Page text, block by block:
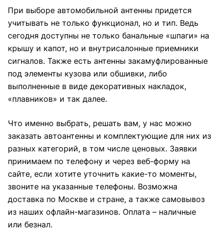
При выборе автомобильной антенны придется
учитывать не только функционал, но и тип. Ведь
сегодня доступны не только банальные «шпаги» на
крышу и капот, но и внутрисалонные приемники
сигналов. Также есть антенны закамуфлированные
под элементы кузова или обшивки, либо
выполненные в виде декоративных накладок,
«плавников» и так далее.
Что именно выбрать, решать вам, у нас можно
заказать автоантенны и комплектующие для них из
разных категорий, в том числе ценовых. Заявки
принимаем по телефону и через веб-форму на
сайте, если хотите уточнить какие-то моменты,
звоните на указанные телефоны. Возможна
доставка по Москве и стране, а также самовывоз
из наших офлайн-магазинов. Оплата – наличные
или безнал.